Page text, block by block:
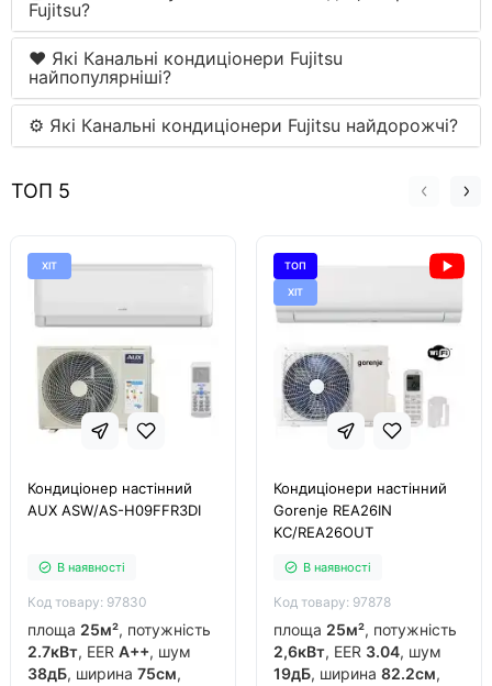
Fujitsu?
❤️ Які Канальні кондиціонери Fujitsu
найпопулярніші?
⚙ Які Канальні кондиціонери Fujitsu найдорожчі?
ТОП 5
ХІТ
Кондиціонер настінний
AUX ASW/AS-H09FFR3DI
В наявності
Код товару: 97830
площа 25м², потужність
2.7кВт, EER A++, шум
38дБ, ширина 75см,
ТОП
ХІТ
Кондиціонери настінний
Gorenje REA26IN
KC/REA26OUT
В наявності
Код товару: 97878
площа 25м², потужність
2,6кВт, EER 3.04, шум
19дБ, ширина 82.2см,